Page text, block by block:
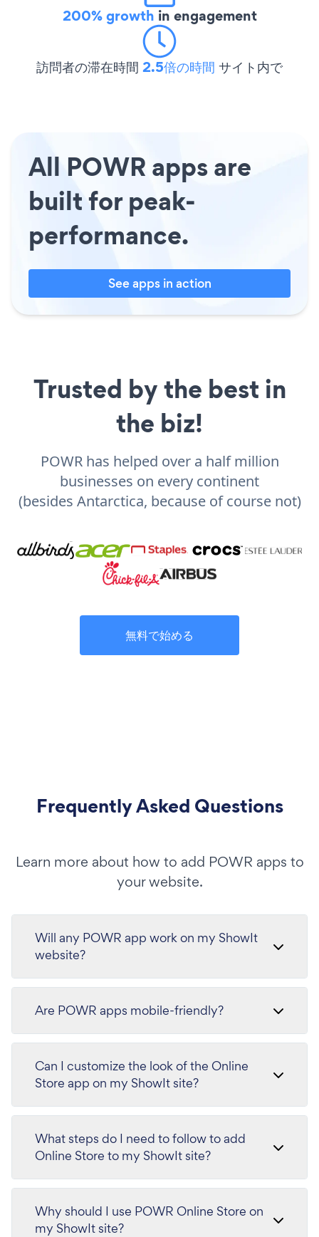
200% growth in engagement
訪問者の滞在時間 2.5倍の時間 サイト内で
All POWR apps are
built for peak-
performance.
See apps in action
Trusted by the best in
the biz!
POWR has helped over a half million
businesses on every continent
(besides Antarctica, because of course not)
無料で始める
Frequently Asked Questions
Learn more about how to add POWR apps to
your website.
Will any POWR app work on my ShowIt
website?
Are POWR apps mobile-friendly?
Can I customize the look of the Online
Store app on my ShowIt site?
What steps do I need to follow to add
Online Store to my ShowIt site?
Why should I use POWR Online Store on
my ShowIt site?